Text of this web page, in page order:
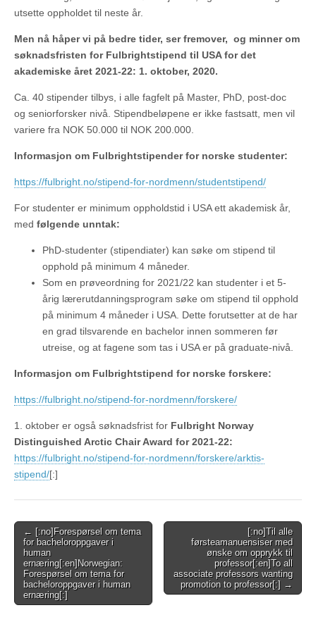
utsette oppholdet til neste år.
Men nå håper vi på bedre tider, ser fremover, og minner om
søknadsfristen for Fulbrightstipend til USA for det
akademiske året 2021-22: 1. oktober, 2020.
Ca. 40 stipender tilbys, i alle fagfelt på Master, PhD, post-doc
og seniorforsker nivå. Stipendbeløpene er ikke fastsatt, men vil
variere fra NOK 50.000 til NOK 200.000.
Informasjon om Fulbrightstipender for norske studenter:
https://fulbright.no/stipend-for-nordmenn/studentstipend/
For studenter er minimum oppholdstid i USA ett akademisk år,
med følgende unntak:
PhD-studenter (stipendiater) kan søke om stipend til
opphold på minimum 4 måneder.
Som en prøveordning for 2021/22 kan studenter i et 5-
årig lærerutdanningsprogram søke om stipend til opphold
på minimum 4 måneder i USA. Dette forutsetter at de har
en grad tilsvarende en bachelor innen sommeren før
utreise, og at fagene som tas i USA er på graduate-nivå.
Informasjon om Fulbrightstipend for norske forskere:
https://fulbright.no/stipend-for-nordmenn/forskere/
1. oktober er også søknadsfrist for Fulbright Norway
Distinguished Arctic Chair Award for 2021-22:
https://fulbright.no/stipend-for-nordmenn/forskere/arktis-
stipend/[:]
Post
navigation
← [:no]Forespørsel om tema
for bacheloroppgaver i
human
ernæring[:en]Norwegian:
Forespørsel om tema for
bacheloroppgaver i human
ernæring[:]
[:no]Til alle
førsteamanuensiser med
ønske om opprykk til
professor[:en]To all
associate professors wanting
promotion to professor[:] →